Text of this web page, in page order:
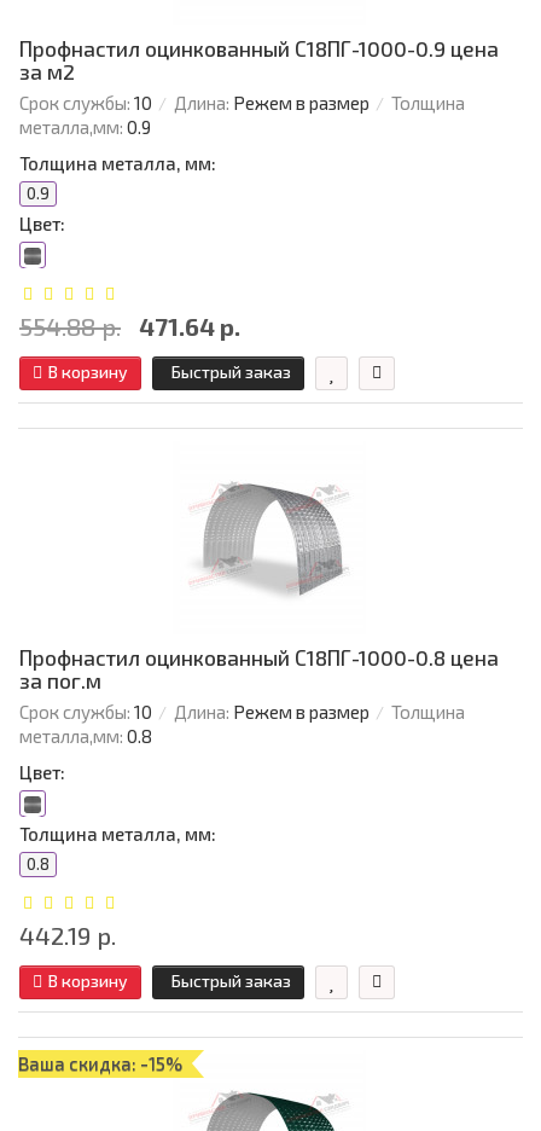
Профнастил оцинкованный С18ПГ-1000-0.9 цена
за м2
Срок службы: 10 Длина: Режем в размер
Толщина
металла,мм: 0.9
Толщина металла, мм:
0.9
Цвет:
554.88 р. 471.64 р.
В корзину Быстрый заказ
Профнастил оцинкованный С18ПГ-1000-0.8 цена
за пог.м
Срок службы: 10 Длина: Режем в размер
Толщина
металла,мм: 0.8
Цвет:
Толщина металла, мм:
0.8
442.19 р.
В корзину Быстрый заказ
Ваша скидка: -15%